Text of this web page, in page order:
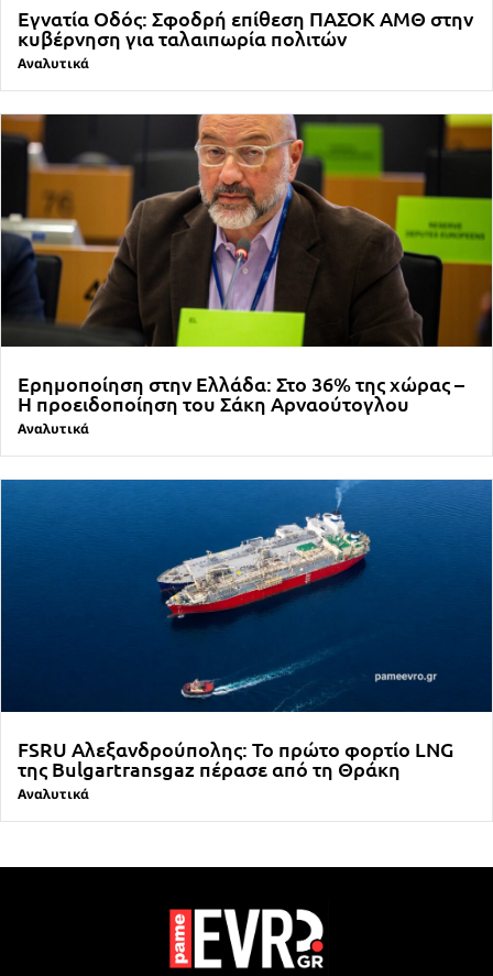
Εγνατία Οδός: Σφοδρή επίθεση ΠΑΣΟΚ ΑΜΘ στην
κυβέρνηση για ταλαιπωρία πολιτών
Αναλυτικά
Ερημοποίηση στην Ελλάδα: Στο 36% της χώρας –
Η προειδοποίηση του Σάκη Αρναούτογλου
Αναλυτικά
FSRU Αλεξανδρούπολης: Το πρώτο φορτίο LNG
της Bulgartransgaz πέρασε από τη Θράκη
Αναλυτικά